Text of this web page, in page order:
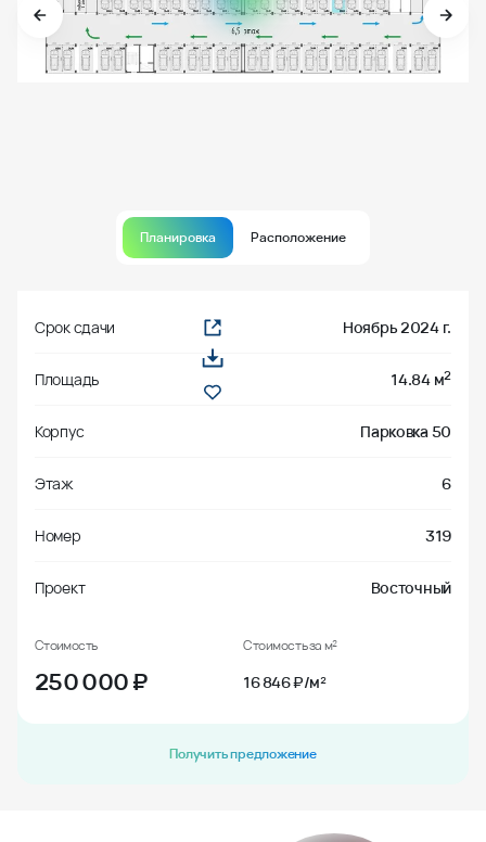
Планировка Расположение
Срок сдачи Ноябрь 2024 г.
Площадь 14.84 м2
Корпус Парковка 50
Этаж 6
Номер 319
Проект Восточный
Стоимость
250 000₽
Стоимость за м²
16 846 ₽/м²
Получить предложение